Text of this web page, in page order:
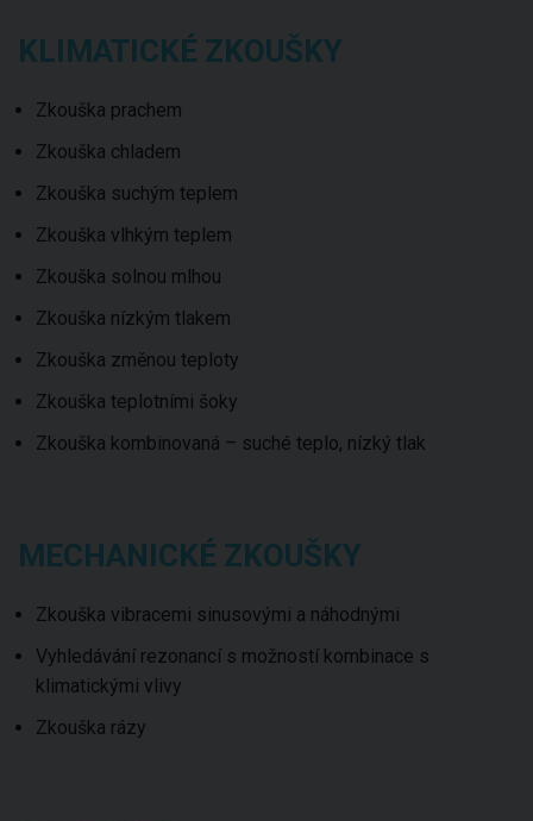
KLIMATICKÉ ZKOUŠKY
Zkouška prachem
Zkouška chladem
Zkouška suchým teplem
Zkouška vlhkým teplem
Zkouška solnou mlhou
Zkouška nízkým tlakem
Zkouška změnou teploty
Zkouška teplotními šoky
Zkouška kombinovaná – suché teplo, nízký tlak
MECHANICKÉ ZKOUŠKY
Zkouška vibracemi sinusovými a náhodnými
Vyhledávání rezonancí s možností kombinace s
klimatickými vlivy
Zkouška rázy